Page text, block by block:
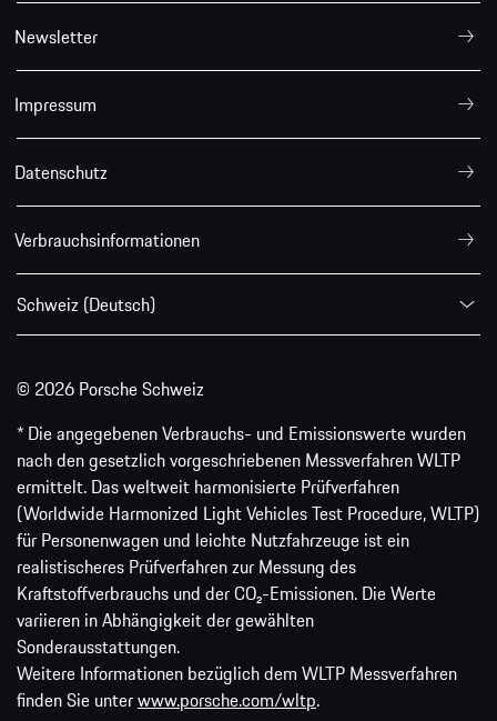
Newsletter
Impressum
Datenschutz
Verbrauchsinformationen
Schweiz (Deutsch)
© 2026 Porsche Schweiz
* Die angegebenen Verbrauchs- und Emissionswerte wurden
nach den gesetzlich vorgeschriebenen Messverfahren WLTP
ermittelt. Das weltweit harmonisierte Prüfverfahren
(Worldwide Harmonized Light Vehicles Test Procedure, WLTP)
für Personenwagen und leichte Nutzfahrzeuge ist ein
realistischeres Prüfverfahren zur Messung des
Kraftstoffverbrauchs und der CO₂-Emissionen. Die Werte
variieren in Abhängigkeit der gewählten
Sonderausstattungen.
Weitere Informationen bezüglich dem WLTP Messverfahren
finden Sie unterwww.porsche.com/wltp.